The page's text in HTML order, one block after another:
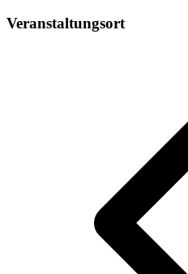
Veranstaltungsort